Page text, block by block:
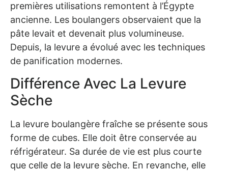
premières utilisations remontent à l’Égypte
ancienne. Les boulangers observaient que la
pâte levait et devenait plus volumineuse.
Depuis, la levure a évolué avec les techniques
de panification modernes.
Différence Avec La Levure
Sèche
La levure boulangère fraîche se présente sous
forme de cubes. Elle doit être conservée au
réfrigérateur. Sa durée de vie est plus courte
que celle de la levure sèche. En revanche, elle